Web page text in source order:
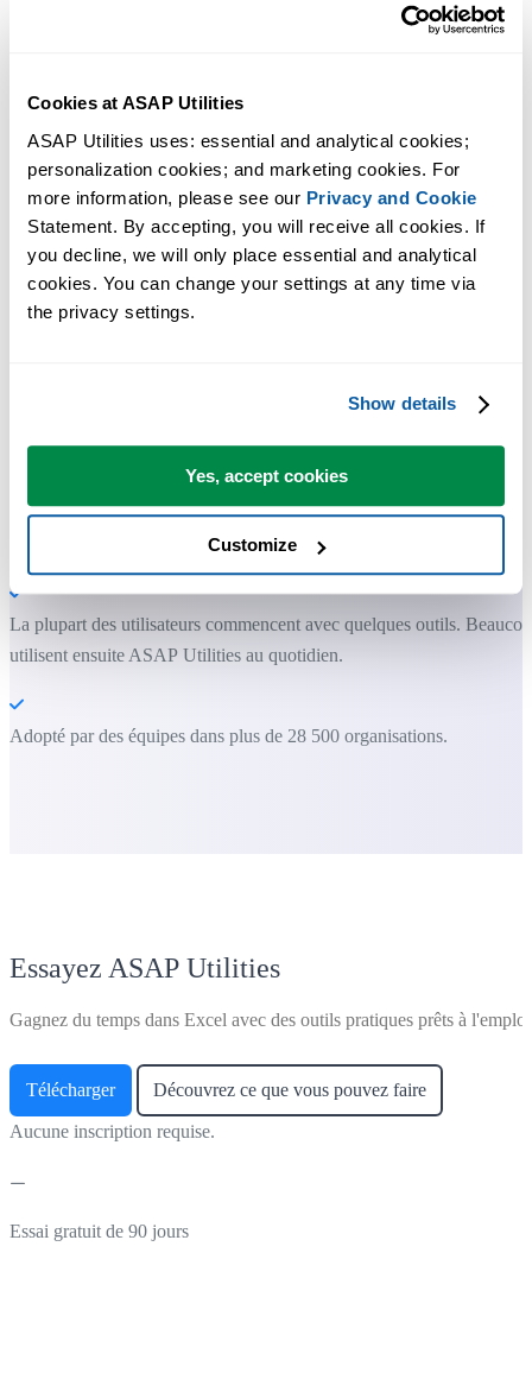
Cookies at ASAP Utilities
ASAP Utilities uses: essential and analytical cookies;
personalization cookies; and marketing cookies. For
more information, please see our Privacy and Cookie
Statement. By accepting, you will receive all cookies. If
you decline, we will only place essential and analytical
cookies. You can change your settings at any time via
the privacy settings.
Show details
Yes, accept cookies
Customize
Des outils pratiques que beaucoup d'utilisateurs d'Excel aimeraient
avoir directement dans Excel.
Gagnez du temps dans Excel. Tout
ASAP Utilities vous aide à gagner du temps et à faire des choses
Vous pouvez commencer immédiatement. Aucune formation
La plupart des utilisateurs commencent avec quelques outils.
utilisent ensuite ASAP Utilities au quotidien.
Adopté par des équipes dans plus de 28 500 organisations.
Essayez ASAP Utilities
Gagnez du temps dans Excel avec des outils pratiques prêts à
Télécharger Découvrez ce que vous pouvez faire
Aucune inscription requise.
Essai gratuit de 90 jours